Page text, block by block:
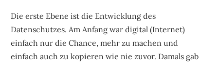
Die erste Ebene ist die Entwicklung des
Datenschutzes. Am Anfang war digital (Internet)
einfach nur die Chance, mehr zu machen und
einfach auch zu kopieren wie nie zuvor. Damals gab